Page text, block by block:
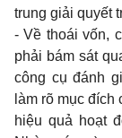
trung giải quyết
- Về thoái vốn,
phải bám sát
công cụ đánh
làm rõ mục
hiệu quả hoạt